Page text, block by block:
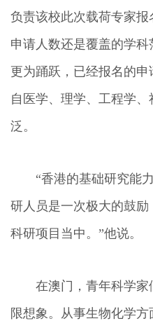
负责该校此次载荷专家
申请人数还是覆盖的学
更为踊跃，已经报名的
自医学、理学、工程学
泛。
“香港的基础研究能力
研人员是一次极大的鼓
科研项目当中。”他说。
在澳门，青年科学家
限想象。从事生物化学